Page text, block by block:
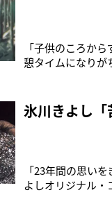
「子供のころか
憩タイムになりが
日の名物特番の
り聴ける特番『第
氷川きよし「
「23年間の思い
よしオリジナル